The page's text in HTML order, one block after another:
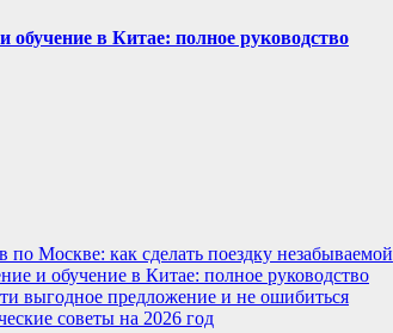
обучение в Китае: полное руководство
по Москве: как сделать поездку незабываемой
и обучение в Китае: полное руководство
выгодное предложение и не ошибиться
советы на 2026 год